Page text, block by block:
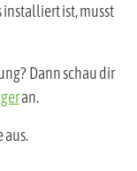
ist, musst
Dann schau dir
an.
aus.